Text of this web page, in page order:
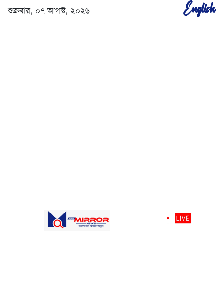
শুক্রবার, ০৭ আগস্ট, ২০২৬ English